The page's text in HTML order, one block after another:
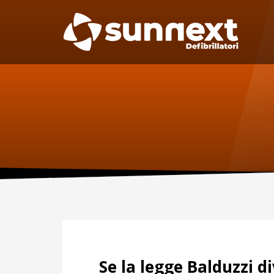
SUPPORTO
Telefono:
per il
Se la legge Balduzzi